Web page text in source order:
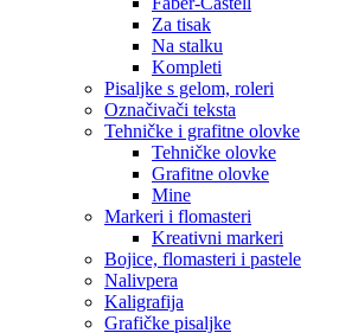
Za tisak
Na stalku
Kompleti
Pisaljke s gelom, roleri
Označivači teksta
Tehničke i grafitne olovke
Tehničke olovke
Grafitne olovke
Mine
Markeri i flomasteri
Kreativni markeri
Bojice, flomasteri i pastele
Nalivpera
Kaligrafija
Grafičke pisaljke